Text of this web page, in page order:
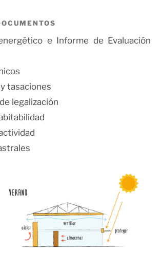
e Informe de Evaluación
tasaciones
legalización